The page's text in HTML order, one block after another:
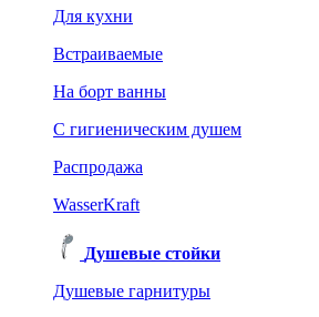
Для кухни
Встраиваемые
На борт ванны
C гигиеническим душем
Распродажа
WasserKraft
Душевые стойки
Душевые гарнитуры